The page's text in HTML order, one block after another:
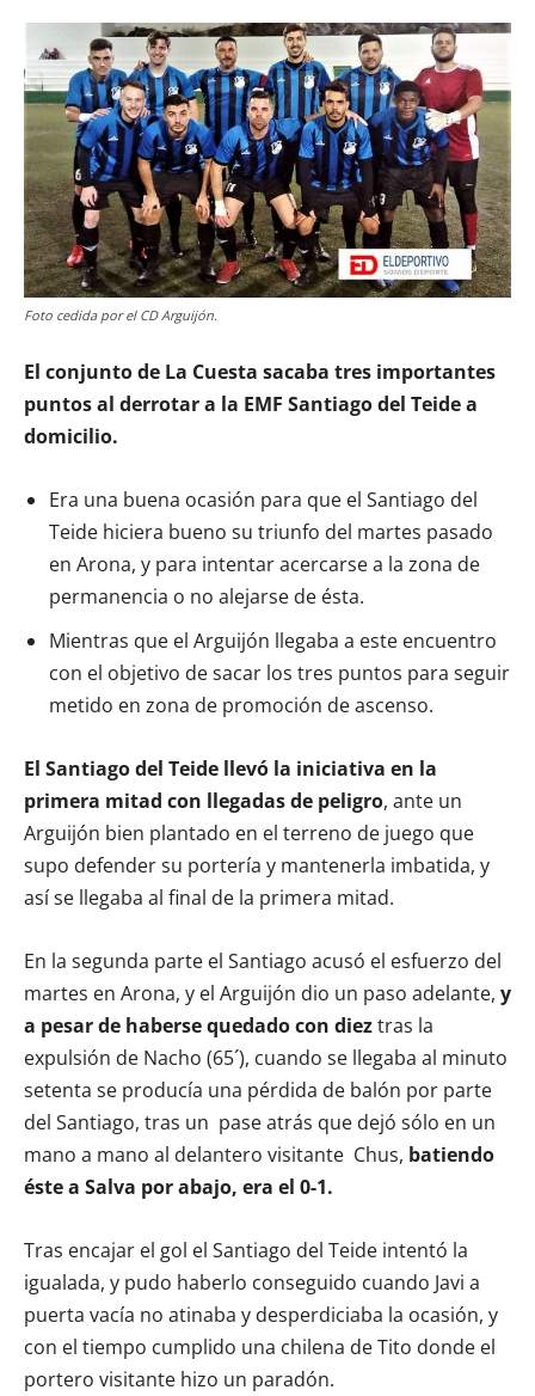
Foto cedida por el CD Arguijón.
El conjunto de La Cuesta sacaba tres importantes
puntos al derrotar a la EMF Santiago del Teide a
domicilio.
Era una buena ocasión para que el Santiago del
Teide hiciera bueno su triunfo del martes pasado
en Arona, y para intentar acercarse a la zona de
permanencia o no alejarse de ésta.
Mientras que el Arguijón llegaba a este encuentro
con el objetivo de sacar los tres puntos para seguir
metido en zona de promoción de ascenso.
El Santiago del Teide llevó la iniciativa en la
primera mitad con llegadas de peligro, ante un
Arguijón bien plantado en el terreno de juego que
supo defender su portería y mantenerla imbatida, y
así se llegaba al final de la primera mitad.
En la segunda parte el Santiago acusó el esfuerzo del
martes en Arona, y el Arguijón dio un paso adelante, y
a pesar de haberse quedado con dieztras la
expulsión de Nacho (65´), cuando se llegaba al minuto
setenta se producía una pérdida de balón por parte
del Santiago, tras un pase atrás que dejó sólo en un
mano a mano al delantero visitante Chus, batiendo
éste a Salva por abajo, era el 0-1.
Tras encajar el gol el Santiago del Teide intentó la
igualada, y pudo haberlo conseguido cuando Javi a
puerta vacía no atinaba y desperdiciaba la ocasión, y
con el tiempo cumplido una chilena de Tito donde el
portero visitante hizo un paradón.